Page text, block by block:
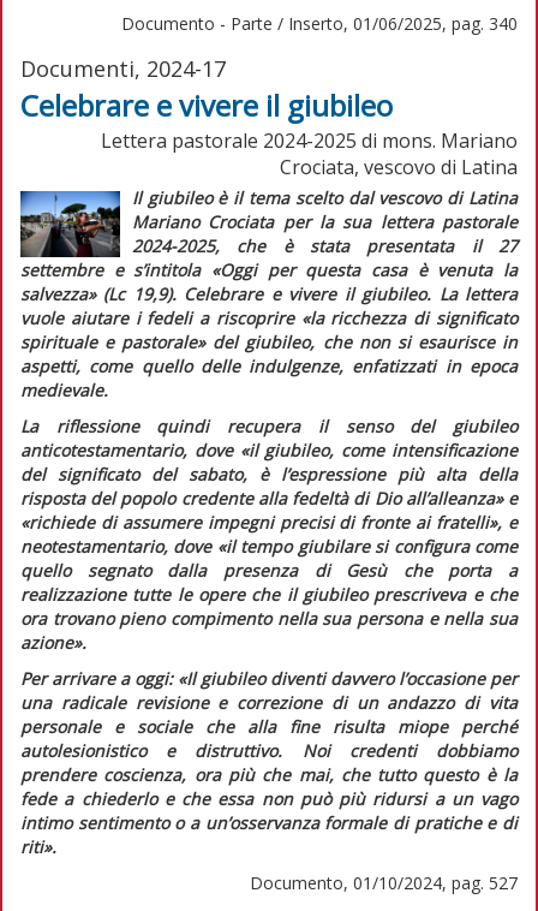
Documento - Parte / Inserto, 01/06/2025, pag. 340
Documenti, 2024-17
Celebrare e vivere il giubileo
Lettera pastorale 2024-2025 di mons. Mariano
Crociata, vescovo di Latina
Il giubileo è il tema scelto dal vescovo di Latina
Mariano Crociata per la sua lettera pastorale
2024-2025, che è stata presentata il 27
settembre e s’intitola «Oggi per questa casa è venuta la
salvezza» (Lc 19,9). Celebrare e vivere il giubileo. La lettera
vuole aiutare i fedeli a riscoprire «la ricchezza di significato
spirituale e pastorale»del giubileo, che non si esaurisce in
aspetti, come quello delle indulgenze, enfatizzati in epoca
medievale.
La riflessione quindi recupera il senso del giubileo
anticotestamentario, dove «il giubileo, come intensificazione
del significato del sabato, è l’espressione più alta della
risposta del popolo credente alla fedeltà di Dio all’alleanza»e
«richiede di assumere impegni precisi di fronte ai fratelli», e
neotestamentario, dove «il tempo giubilare si configura come
quello segnato dalla presenza di Gesù che porta a
realizzazione tutte le opere che il giubileo prescriveva e che
ora trovano pieno compimento nella sua persona e nella sua
azione».
Per arrivare a oggi: «Il giubileo diventi davvero l’occasione per
una radicale revisione e correzione di un andazzo di vita
personale e sociale che alla fine risulta miope perché
autolesionistico e distruttivo. Noi credenti dobbiamo
prendere coscienza, ora più che mai, che tutto questo è la
fede a chiederlo e che essa non può più ridursi a un vago
intimo sentimento o a un’osservanza formale di pratiche e di
riti».
Documento, 01/10/2024, pag. 527